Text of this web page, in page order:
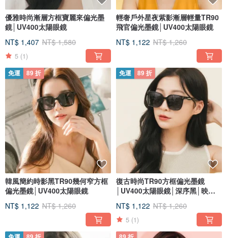
優雅時尚漸層方框寶麗來偏光墨
鏡│UV400太陽眼鏡
NT$ 1,407 NT$ 1,580
5 (1)
輕奢戶外星夜紫影漸層輕量TR90
飛官偏光墨鏡│UV400太陽眼鏡
NT$ 1,122 NT$ 1,260
免運 89 折
韓風簡約時影黑TR90幾何窄方框
偏光墨鏡│UV400太陽眼鏡
NT$ 1,122 NT$ 1,260
免運 89 折
復古時尚TR90方框偏光墨鏡
│UV400太陽眼鏡│深序黑│映格
NT$ 1,122 NT$ 1,260
5 (1)